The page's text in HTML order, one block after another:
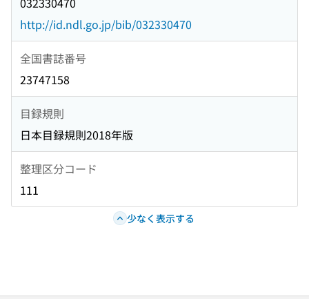
http://id.ndl.go.jp/bib/032330470
全国書誌番号
23747158
目録規則
日本目録規則2018年版
整理区分コード
111
少なく表示する